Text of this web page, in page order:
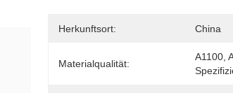
Herkunftsort: China
Materialqualität:
A1100,